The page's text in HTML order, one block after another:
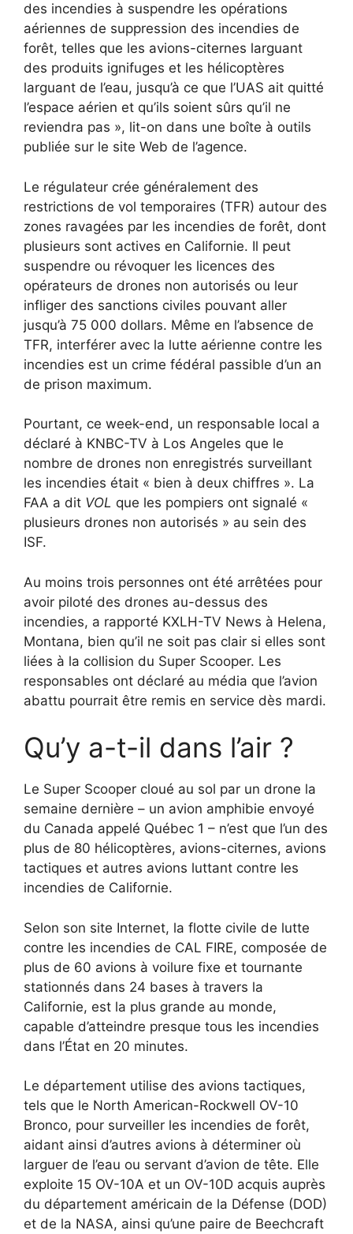
des incendies à suspendre les opérations
aériennes de suppression des incendies de
forêt, telles que les avions-citernes larguant
des produits ignifuges et les hélicoptères
larguant de l’eau, jusqu’à ce que l’UAS ait quitté
l’espace aérien et qu’ils soient sûrs qu’il ne
reviendra pas », lit-on dans une boîte à outils
publiée sur le site Web de l’agence.
Le régulateur crée généralement des
restrictions de vol temporaires (TFR) autour des
zones ravagées par les incendies de forêt, dont
plusieurs sont actives en Californie. Il peut
suspendre ou révoquer les licences des
opérateurs de drones non autorisés ou leur
infliger des sanctions civiles pouvant aller
jusqu’à 75 000 dollars. Même en l’absence de
TFR, interférer avec la lutte aérienne contre les
incendies est un crime fédéral passible d’un an
de prison maximum.
Pourtant, ce week-end, un responsable local a
déclaré à KNBC-TV à Los Angeles que le
nombre de drones non enregistrés surveillant
les incendies était « bien à deux chiffres ». La
FAA a dit VOL que les pompiers ont signalé «
plusieurs drones non autorisés » au sein des
ISF.
Au moins trois personnes ont été arrêtées pour
avoir piloté des drones au-dessus des
incendies, a rapporté KXLH-TV News à Helena,
Montana, bien qu’il ne soit pas clair si elles sont
liées à la collision du Super Scooper. Les
responsables ont déclaré au média que l’avion
abattu pourrait être remis en service dès mardi.
Qu’y a-t-il dans l’air ?
Le Super Scooper cloué au sol par un drone la
semaine dernière – un avion amphibie envoyé
du Canada appelé Québec 1 – n’est que l’un des
plus de 80 hélicoptères, avions-citernes, avions
tactiques et autres avions luttant contre les
incendies de Californie.
Selon son site Internet, la flotte civile de lutte
contre les incendies de CAL FIRE, composée de
plus de 60 avions à voilure fixe et tournante
stationnés dans 24 bases à travers la
Californie, est la plus grande au monde,
capable d’atteindre presque tous les incendies
dans l’État en 20 minutes.
Le département utilise des avions tactiques,
tels que le North American-Rockwell OV-10
Bronco, pour surveiller les incendies de forêt,
aidant ainsi d’autres avions à déterminer où
larguer de l’eau ou servant d’avion de tête. Elle
exploite 15 OV-10A et un OV-10D acquis auprès
du département américain de la Défense (DOD)
et de la NASA, ainsi qu’une paire de Beechcraft